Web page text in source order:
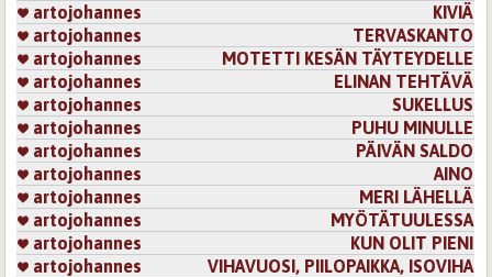
artojohannes
KIVIÄ
artojohannes
TERVASKANTO
artojohannes
MOTETTI KESÄN TÄYTEYDELLE
artojohannes
ELINAN TEHTÄVÄ
artojohannes
SUKELLUS
artojohannes
PUHU MINULLE
artojohannes
PÄIVÄN SALDO
artojohannes
AINO
artojohannes
MERI LÄHELLÄ
artojohannes
MYÖTÄTUULESSA
artojohannes
KUN OLIT PIENI
artojohannes
VIHAVUOSI, PIILOPAIKKA, ISOVIHA